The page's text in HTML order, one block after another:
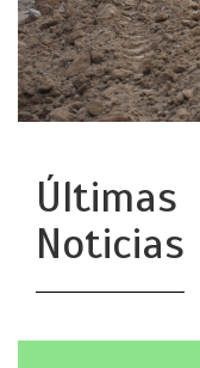
Últimas
Noticias